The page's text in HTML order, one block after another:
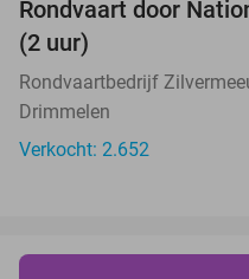
Rondvaart door
(2 uur)
Rondvaartbedrijf
Drimmelen
Verkocht: 2.652